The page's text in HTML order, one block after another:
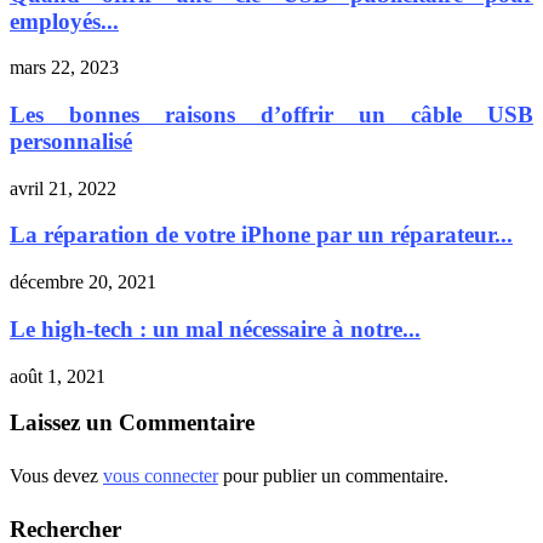
employés...
mars 22, 2023
Les bonnes raisons d’offrir un câble USB
personnalisé
avril 21, 2022
La réparation de votre iPhone par un réparateur...
décembre 20, 2021
Le high-tech : un mal nécessaire à notre...
août 1, 2021
Laissez un Commentaire
Vous devez vous connecterpour publier un commentaire.
Rechercher